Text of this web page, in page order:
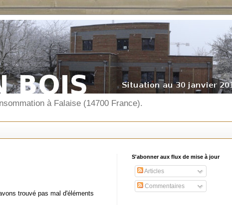
à Falaise (14700 France).
trouvé pas mal d'éléments
S'abonner aux flux de mise à jour
Articles
Commentaires